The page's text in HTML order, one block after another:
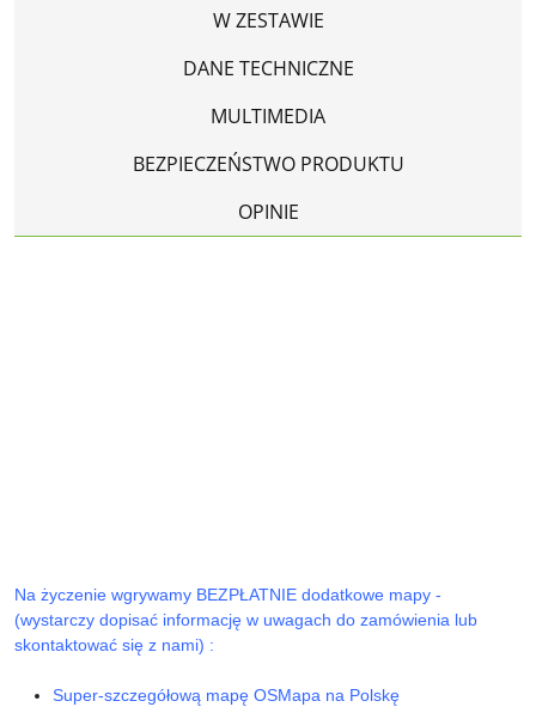
W ZESTAWIE
DANE TECHNICZNE
MULTIMEDIA
BEZPIECZEŃSTWO PRODUKTU
OPINIE
Na życzenie wgrywamy BEZPŁATNIE dodatkowe mapy -
(wystarczy dopisać informację w uwagach do zamówienia lub
skontaktować się z nami) :
Super-szczegółową mapę OSMapa na Polskę